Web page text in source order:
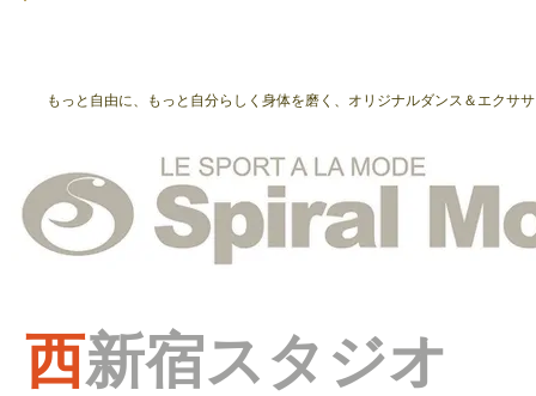
もっと自由に、もっと自分らしく身体を磨く、オリジナルダンス＆エクサ
西新宿スタジオ